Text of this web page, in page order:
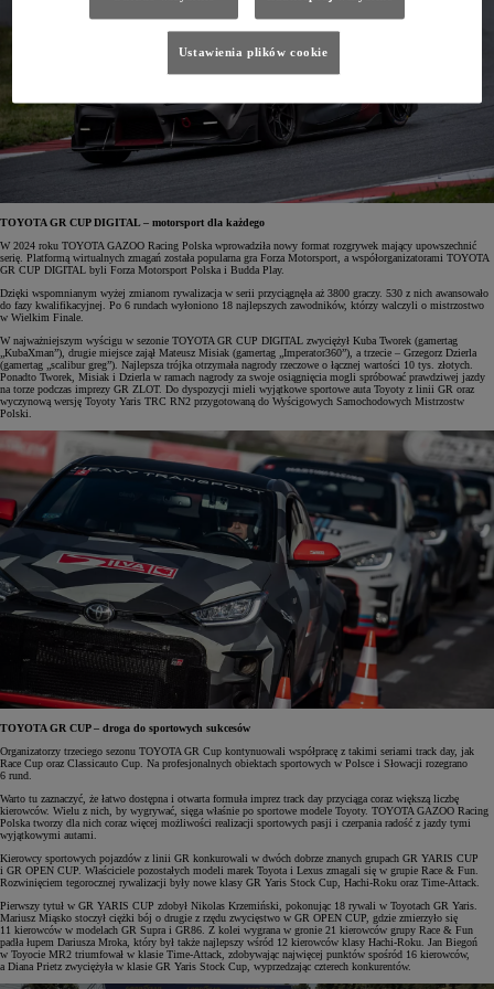
TOYOTA GR CUP DIGITAL – motorsport dla każdego
W 2024 roku TOYOTA GAZOO Racing Polska wprowadziła nowy format rozgrywek mający upowszechnić
serię. Platformą wirtualnych zmagań została popularna gra Forza Motorsport, a współorganizatorami TOYOTA
GR CUP DIGITAL byli Forza Motorsport Polska i Budda Play.
Dzięki wspomnianym wyżej zmianom rywalizacja w serii przyciągnęła aż 3800 graczy. 530 z nich awansowało
do fazy kwalifikacyjnej. Po 6 rundach wyłoniono 18 najlepszych zawodników, którzy walczyli o mistrzostwo
w Wielkim Finale.
W najważniejszym wyścigu w sezonie TOYOTA GR CUP DIGITAL zwyciężył Kuba Tworek (gamertag
„KubaXman”), drugie miejsce zajął Mateusz Misiak (gamertag „Imperator360”), a trzecie – Grzegorz Dzierla
(gamertag „scalibur greg”). Najlepsza trójka otrzymała nagrody rzeczowe o łącznej wartości 10 tys. złotych.
Ponadto Tworek, Misiak i Dzierla w ramach nagrody za swoje osiągnięcia mogli spróbować prawdziwej jazdy
na torze podczas imprezy GR ZLOT. Do dyspozycji mieli wyjątkowe sportowe auta Toyoty z linii GR oraz
wyczynową wersję Toyoty Yaris TRC RN2 przygotowaną do Wyścigowych Samochodowych Mistrzostw
Polski.
TOYOTA GR CUP – droga do sportowych sukcesów
Organizatorzy trzeciego sezonu TOYOTA GR Cup kontynuowali współpracę z takimi seriami track day, jak
Race Cup oraz Classicauto Cup. Na profesjonalnych obiektach sportowych w Polsce i Słowacji rozegrano
6 rund.
Warto tu zaznaczyć, że łatwo dostępna i otwarta formuła imprez track day przyciąga coraz większą liczbę
kierowców. Wielu z nich, by wygrywać, sięga właśnie po sportowe modele Toyoty. TOYOTA GAZOO Racing
Polska tworzy dla nich coraz więcej możliwości realizacji sportowych pasji i czerpania radość z jazdy tymi
wyjątkowymi autami.
Kierowcy sportowych pojazdów z linii GR konkurowali w dwóch dobrze znanych grupach GR YARIS CUP
i GR OPEN CUP. Właściciele pozostałych modeli marek Toyota i Lexus zmagali się w grupie Race & Fun.
Rozwinięciem tegorocznej rywalizacji były nowe klasy GR Yaris Stock Cup, Hachi-Roku oraz Time-Attack.
Pierwszy tytuł w GR YARIS CUP zdobył Nikolas Krzemiński, pokonując 18 rywali w Toyotach GR Yaris.
Mariusz Miąsko stoczył ciężki bój o drugie z rzędu zwycięstwo w GR OPEN CUP, gdzie zmierzyło się
11 kierowców w modelach GR Supra i GR86. Z kolei wygrana w gronie 21 kierowców grupy Race & Fun
padła łupem Dariusza Mroka, który był także najlepszy wśród 12 kierowców klasy Hachi-Roku. Jan Biegoń
w Toyocie MR2 triumfował w klasie Time-Attack, zdobywając najwięcej punktów spośród 16 kierowców,
a Diana Prietz zwyciężyła w klasie GR Yaris Stock Cup, wyprzedzając czterech konkurentów.
Ustawienia plików cookie